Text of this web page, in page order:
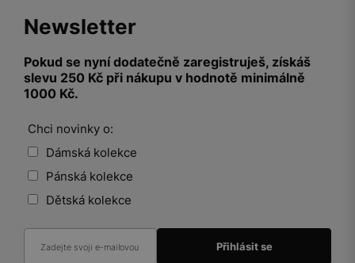
Newsletter
Pokud se nyní dodatečně zaregistruješ, získáš
slevu 250 Kč při nákupu v hodnotě minimálně
1000 Kč.
Chci novinky o:
Dámská kolekce
Pánská kolekce
Dětská kolekce